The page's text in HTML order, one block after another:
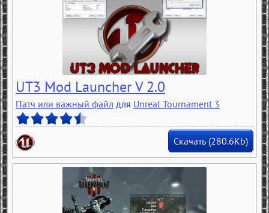
UT3 Mod Launcher V 2.0
Патч или важный файл для Unreal Tournament 3
Скачать (280.6Kb)